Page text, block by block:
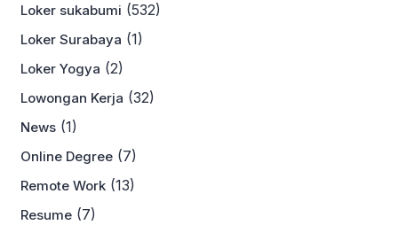
Loker sukabumi (532)
Loker Surabaya (1)
Loker Yogya (2)
Lowongan Kerja (32)
News (1)
Online Degree (7)
Remote Work (13)
Resume (7)